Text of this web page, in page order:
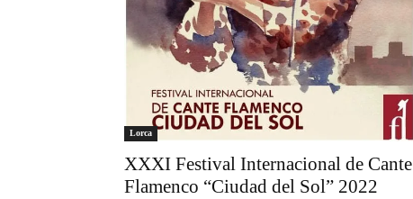
Lorca
XXXI Festival Internacional de Cante
Flamenco “Ciudad del Sol” 2022